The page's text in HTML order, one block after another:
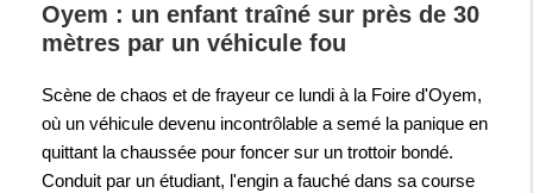
Oyem : un enfant traîné sur près de 30
mètres par un véhicule fou
Scène de chaos et de frayeur ce lundi à la Foire d'Oyem,
où un véhicule devenu incontrôlable a semé la panique en
quittant la chaussée pour foncer sur un trottoir bondé.
Conduit par un étudiant, l'engin a fauché dans sa course